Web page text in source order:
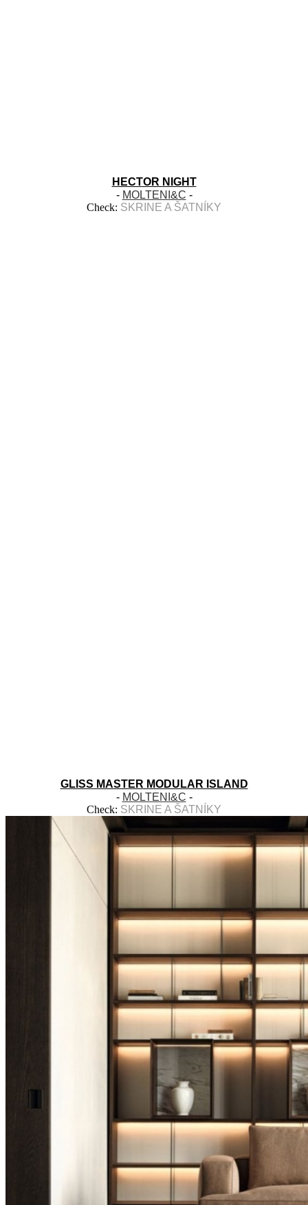
HECTOR NIGHT
- MOLTENI&C -
Check: SKRINE A ŠATNÍKY
GLISS MASTER MODULAR ISLAND
- MOLTENI&C -
Check: SKRINE A ŠATNÍKY